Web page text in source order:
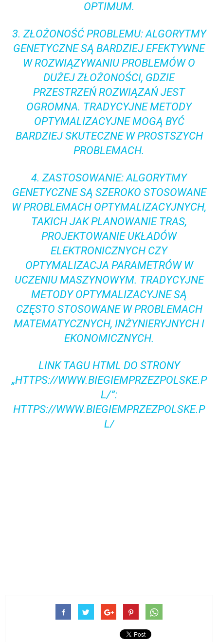
OPTIMUM.
3. ZŁOŻONOŚĆ PROBLEMU: ALGORYTMY
GENETYCZNE SĄ BARDZIEJ EFEKTYWNE
W ROZWIĄZYWANIU PROBLEMÓW O
DUŻEJ ZŁOŻONOŚCI, GDZIE
PRZESTRZEŃ ROZWIĄZAŃ JEST
OGROMNA. TRADYCYJNE METODY
OPTYMALIZACYJNE MOGĄ BYĆ
BARDZIEJ SKUTECZNE W PROSTSZYCH
PROBLEMACH.
4. ZASTOSOWANIE: ALGORYTMY
GENETYCZNE SĄ SZEROKO STOSOWANE
W PROBLEMACH OPTYMALIZACYJNYCH,
TAKICH JAK PLANOWANIE TRAS,
PROJEKTOWANIE UKŁADÓW
ELEKTRONICZNYCH CZY
OPTYMALIZACJA PARAMETRÓW W
UCZENIU MASZYNOWYM. TRADYCYJNE
METODY OPTYMALIZACYJNE SĄ
CZĘSTO STOSOWANE W PROBLEMACH
MATEMATYCZNYCH, INŻYNIERYJNYCH I
EKONOMICZNYCH.
LINK TAGU HTML DO STRONY
„HTTPS://WWW.BIEGIEMPRZEZPOLSKE.P
L/”:
HTTPS://WWW.BIEGIEMPRZEZPOLSKE.P
L/